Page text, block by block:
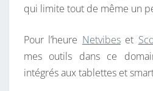
qui limite tout de même un
Pour l’heure Netvibeset
mes outils dans ce
intégrés aux tablettes et